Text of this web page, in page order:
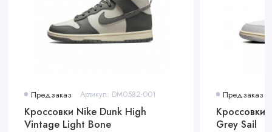
Предзаказ Артикул: DM0582-001
Кроссовки Nike Dunk High
Vintage Light Bone
Предзаказ
Кроссовки
Grey Sail